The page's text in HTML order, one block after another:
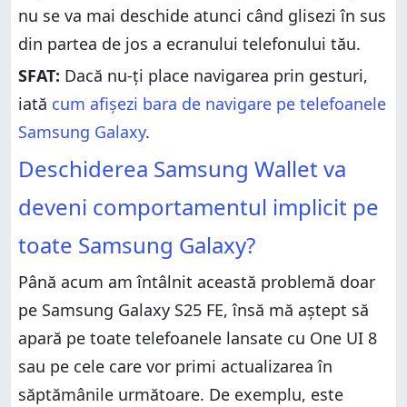
nu se va mai deschide atunci când glisezi în sus
din partea de jos a ecranului telefonului tău.
SFAT: Dacă nu-ți place navigarea prin gesturi,
iată cum afișezi bara de navigare pe telefoanele
Samsung Galaxy.
Deschiderea Samsung Wallet va
deveni comportamentul implicit pe
toate Samsung Galaxy?
Până acum am întâlnit această problemă doar
pe Samsung Galaxy S25 FE, însă mă aștept să
apară pe toate telefoanele lansate cu One UI 8
sau pe cele care vor primi actualizarea în
săptămânile următoare. De exemplu, este